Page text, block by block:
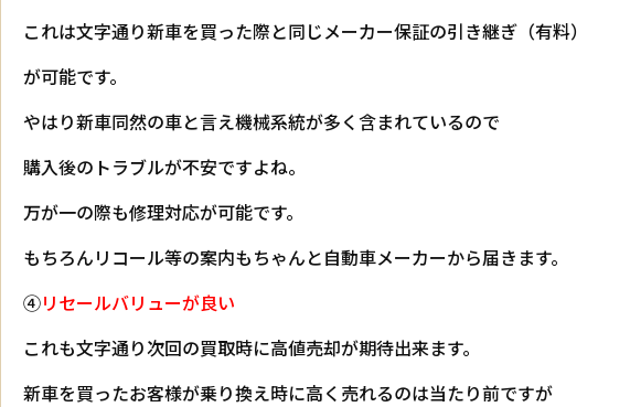
これは文字通り新車を買った際と同じメーカー保証の引き継ぎ（有料）
が可能です。
やはり新車同然の車と言え機械系統が多く含まれているので
購入後のトラブルが不安ですよね。
万が一の際も修理対応が可能です。
もちろんリコール等の案内もちゃんと自動車メーカーから届きます。
④リセールバリューが良い
これも文字通り次回の買取時に高値売却が期待出来ます。
新車を買ったお客様が乗り換え時に高く売れるのは当たり前ですが